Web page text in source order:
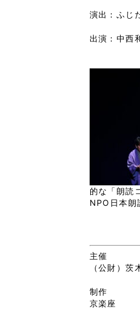
演出：ふじ
出演：中西
的な「朗読
NPO 日本朗
主催
（公財）
制作
京楽座